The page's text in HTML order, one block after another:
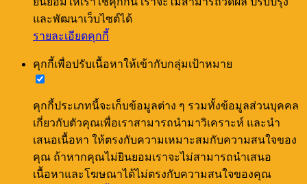
และพัฒนาเว็บไซต์ได้
รายละเอียดคุกกี้
คุกกี้เพื่อปรับเนื้อหาให้เข้ากับกลุ่มเป้าหมาย
คุกกี้ประเภทนี้จะเก็บข้อมูลต่าง ๆ รวมทั้งข้อมูลส่วนบุคคล
เกี่ยวกับตัวคุณเพื่อเราสามารถนำมาวิเคราะห์ และนำ
เสนอเนื้อหา ให้ตรงกับความเหมาะสมกับความสนใจของ
คุณ ถ้าหากคุณไม่ยินยอมเราจะไม่สามารถนำเสนอ
เนื้อหาและโฆษณาได้ไม่ตรงกับความสนใจของคุณ